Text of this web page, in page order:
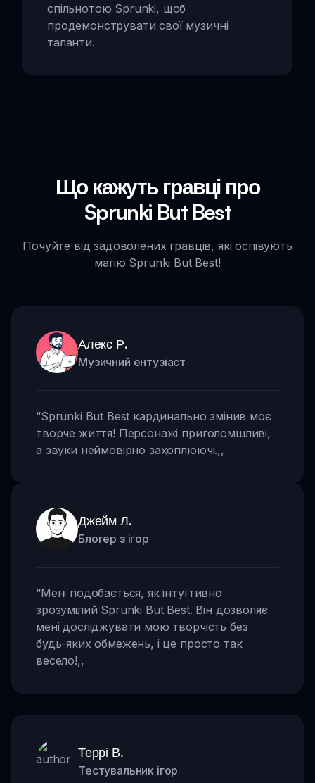
спільнотою Sprunki, щоб
продемонструвати свої музичні
таланти.
Що кажуть гравці про
Sprunki But Best
Почуйте від задоволених гравців, які оспівують
магію Sprunki But Best!
Алекс Р.
Музичний ентузіаст
“Sprunki But Best кардинально змінив моє
творче життя! Персонажі приголомшливі,
а звуки неймовірно захоплюючі.,,
Джейм Л.
Блогер з ігор
“Мені подобається, як інтуїтивно
зрозумілий Sprunki But Best. Він дозволяє
мені досліджувати мою творчість без
будь-яких обмежень, і це просто так
весело!,,
Террі В.
Тестувальник ігор